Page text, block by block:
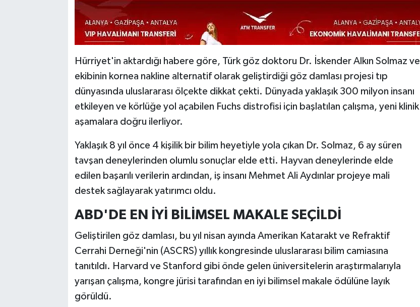
Hürriyet'in aktardığı habere göre, Türk göz doktoru Dr. İskender Alkın Solmaz ve
ekibinin kornea nakline alternatif olarak geliştirdiği göz damlası projesi tıp
dünyasında uluslararası ölçekte dikkat çekti. Dünyada yaklaşık 300 milyon insanı
etkileyen ve körlüğe yol açabilen Fuchs distrofisi için başlatılan çalışma, yeni klinik
aşamalara doğru ilerliyor.
Yaklaşık 8 yıl önce 4 kişilik bir bilim heyetiyle yola çıkan Dr. Solmaz, 6 ay süren
tavşan deneylerinden olumlu sonuçlar elde etti. Hayvan deneylerinde elde
edilen başarılı verilerin ardından, iş insanı Mehmet Ali Aydınlar projeye mali
destek sağlayarak yatırımcı oldu.
ABD'DE EN İYİ BİLİMSEL MAKALE SEÇİLDİ
Geliştirilen göz damlası, bu yıl nisan ayında Amerikan Katarakt ve Refraktif
Cerrahi Derneği'nin (ASCRS) yıllık kongresinde uluslararası bilim camiasına
tanıtıldı. Harvard ve Stanford gibi önde gelen üniversitelerin araştırmalarıyla
yarışan çalışma, kongre jürisi tarafından en iyi bilimsel makale ödülüne layık
görüldü.